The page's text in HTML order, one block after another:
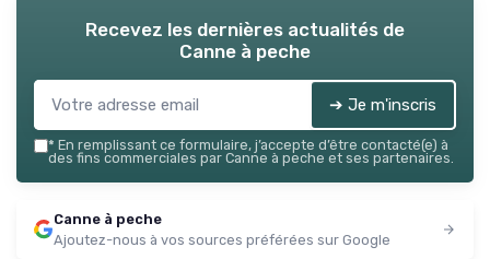
Recevez les dernières actualités de
Canne à peche
➔ Je m'inscris
* En remplissant ce formulaire, j’accepte d’être contacté(e) à
des fins commerciales par Canne à peche et ses partenaires.
Canne à peche
Ajoutez-nous à vos sources préférées sur Google